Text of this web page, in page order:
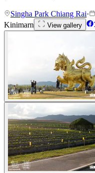
Singha Park Chiang Rai·
Kinimarn
View gallery